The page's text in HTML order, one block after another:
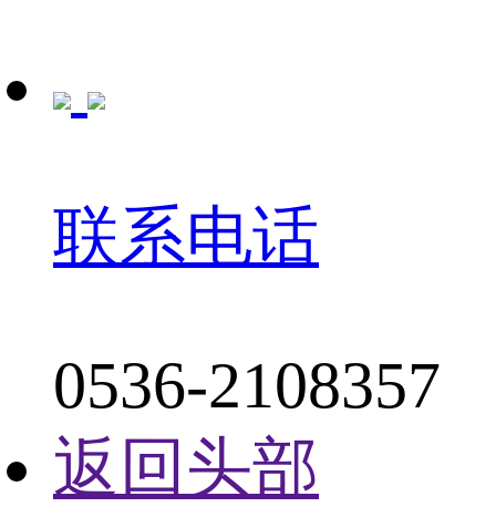
联系电话
0536-2108357
返回头部